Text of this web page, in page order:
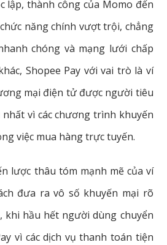
lập, thành công của Momo đến
năng chính vượt trội, chẳng
chóng và mạng lưới chấp
Shopee Pay với vai trò là ví
mại điện tử được người tiêu
vì các chương trình khuyến
việc mua hàng trực tuyến.
lược thâu tóm mạnh mẽ của ví
đưa ra vô số khuyến mại rõ
khi hầu hết người dùng chuyển
vì các dịch vụ thanh toán tiện